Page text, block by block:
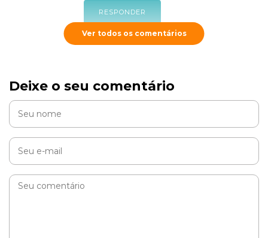
RESPONDER
Olá, Mílton! Tudo bem?
Temos algumas dicas seguras e eficazes que vão
ajudar a minimizar o incômodo causado pelas fezes
dos morcegos, sem prejudicá-los. Acesse o link e
confira:
para-se-proteger-dos-morcegos/
Ver todos os comentários
Deixe o seu comentário